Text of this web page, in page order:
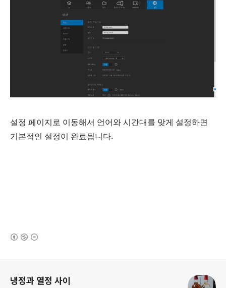
설정 페이지로 이동해서 언어와 시간대를 맞게 설정하면
기본적인 설정이 완료됩니다.
냉정과 열정 사이